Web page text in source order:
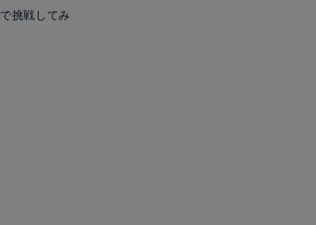
挑戦してみ